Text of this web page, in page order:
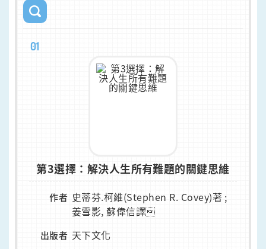
01
第3選擇：解決人生所有難題的關鍵思維
作者 史蒂芬.柯維(Stephen R. Covey)著 ;
姜雪影, 蘇偉信譯
出版者 天下文化